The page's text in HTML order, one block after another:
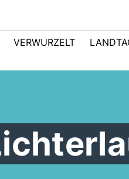
VERWURZELT